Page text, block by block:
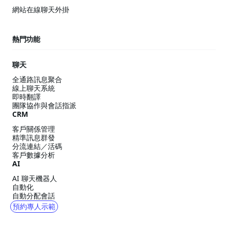
網站在線聊天外掛
熱門功能
聊天
全通路訊息聚合
線上聊天系統
即時翻譯
團隊協作與會話指派
CRM
客戶關係管理
精準訊息群發
分流連結／活碼
客戶數據分析
AI
AI 聊天機器人
自動化
自動分配會話
預約專人示範